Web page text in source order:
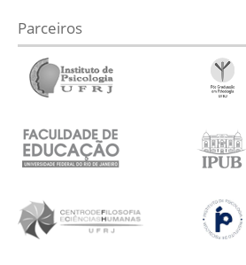
Parceiros